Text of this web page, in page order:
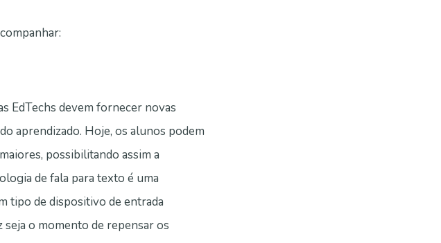
EdTechs devem fornecer novas
aprendizado. Hoje, os alunos podem
possibilitando assim a
de fala para texto é uma
tipo de dispositivo de entrada
seja o momento de repensar os